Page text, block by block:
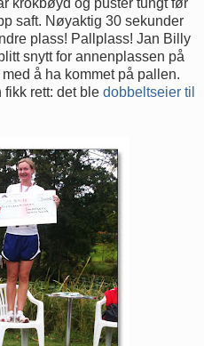
saft. Nøyaktig 30 sekunder
plass! Pallplass! Jan Billy
snytt for annenplassen på
å ha kommet på pallen.
fikk rett: det ble dobbeltseier til